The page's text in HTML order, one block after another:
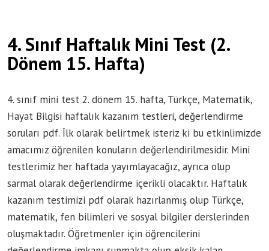
4. Sınıf Haftalık Mini Test (2.
Dönem 15. Hafta)
4. sınıf mini test 2. dönem 15. hafta, Türkçe, Matematik,
Hayat Bilgisi haftalık kazanım testleri, değerlendirme
soruları pdf. İlk olarak belirtmek isteriz ki bu etkinlimizde
amacımız öğrenilen konuların değerlendirilmesidir. Mini
testlerimiz her haftada yayımlayacağız, ayrıca olup
sarmal olarak değerlendirme içerikli olacaktır. Haftalık
kazanım testimizi pdf olarak hazırlanmış olup Türkçe,
matematik, fen bilimleri ve sosyal bilgiler derslerinden
oluşmaktadır. Öğretmenler için öğrencilerini